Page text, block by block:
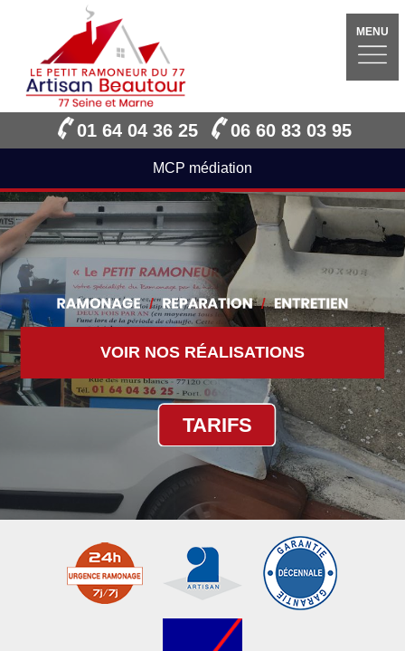
MENU
01 64 04 36 25 06 60 83 03 95
MCP médiation
VOIR NOS RÉALISATIONS
TARIFS